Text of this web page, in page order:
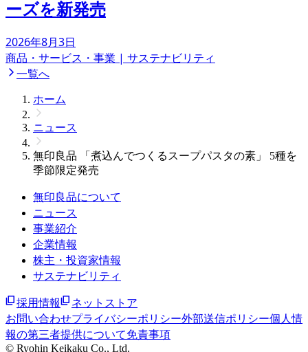
ーズを新発売
2026年8月3日
商品・サービス・事業 | サステナビリティ
一覧へ
ホーム
ニュース
無印良品 「煮込んでつくるスープパスタの素」 5種を
季節限定発売
無印良品について
ニュース
事業紹介
企業情報
株主・投資家情報
サステナビリティ
採用情報
ネットストア
お問い合わせプライバシーポリシー外部送信ポリシー個人情
報の第三者提供について免責事項
© Ryohin Keikaku Co., Ltd.